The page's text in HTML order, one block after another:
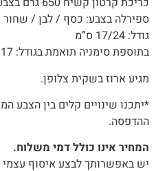
ספירלה בצבע: כסף / לבן / שחור
גודל: 17/24 ס”מ
בתוספת סימניה תואמת בגודל: 4/17 ס”מ
מגיע ארוז בשקית צלופן.
*יתכנו שינויים קלים בין הצבע
ההדפסה.
המחיר אינו כולל דמי משלוח.
יש באפשרותך לבצע איסוף עצמי